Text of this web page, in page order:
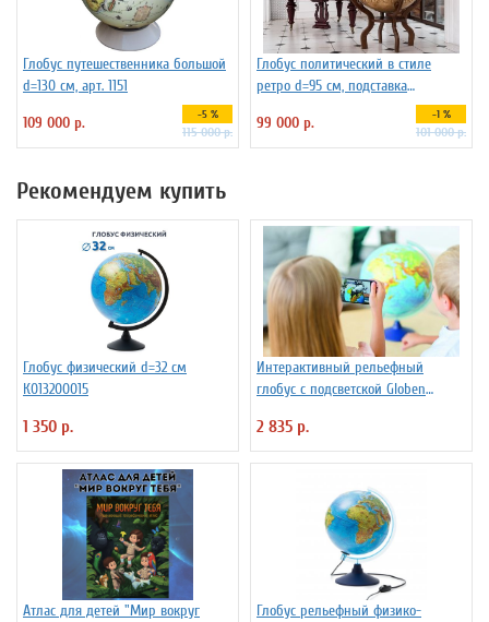
Глобус путешественника большой
d=130 см, арт. 1151
109 000 р.
-5 %
115 000 р.
Глобус политический в стиле
ретро d=95 см, подставка
99 000 р. -1 %
101 000 р.
Рекомендуем купить
Глобус физический d=32 см
К013200015
1 350 р.
Интерактивный рельефный
глобус с подсветской Globen
2 835 р.
Атлас для детей "Мир вокруг
Глобус рельефный физико-